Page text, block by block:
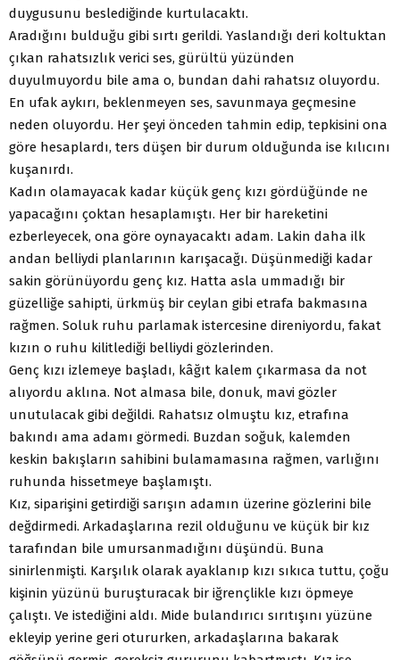
duygusunu beslediğinde kurtulacaktı.
Aradığını bulduğu gibi sırtı gerildi. Yaslandığı deri koltuktan
çıkan rahatsızlık verici ses, gürültü yüzünden
duyulmuyordu bile ama o, bundan dahi rahatsız oluyordu.
En ufak aykırı, beklenmeyen ses, savunmaya geçmesine
neden oluyordu. Her şeyi önceden tahmin edip, tepkisini ona
göre hesaplardı, ters düşen bir durum olduğunda ise kılıcını
kuşanırdı.
Kadın olamayacak kadar küçük genç kızı gördüğünde ne
yapacağını çoktan hesaplamıştı. Her bir hareketini
ezberleyecek, ona göre oynayacaktı adam. Lakin daha ilk
andan belliydi planlarının karışacağı. Düşünmediği kadar
sakin görünüyordu genç kız. Hatta asla ummadığı bir
güzelliğe sahipti, ürkmüş bir ceylan gibi etrafa bakmasına
rağmen. Soluk ruhu parlamak istercesine direniyordu, fakat
kızın o ruhu kilitlediği belliydi gözlerinden.
Genç kızı izlemeye başladı, kâğıt kalem çıkarmasa da not
alıyordu aklına. Not almasa bile, donuk, mavi gözler
unutulacak gibi değildi. Rahatsız olmuştu kız, etrafına
bakındı ama adamı görmedi. Buzdan soğuk, kalemden
keskin bakışların sahibini bulamamasına rağmen, varlığını
ruhunda hissetmeye başlamıştı.
Kız, siparişini getirdiği sarışın adamın üzerine gözlerini bile
değdirmedi. Arkadaşlarına rezil olduğunu ve küçük bir kız
tarafından bile umursanmadığını düşündü. Buna
sinirlenmişti. Karşılık olarak ayaklanıp kızı sıkıca tuttu, çoğu
kişinin yüzünü buruşturacak bir iğrençlikle kızı öpmeye
çalıştı. Ve istediğini aldı. Mide bulandırıcı sırıtışını yüzüne
ekleyip yerine geri otururken, arkadaşlarına bakarak